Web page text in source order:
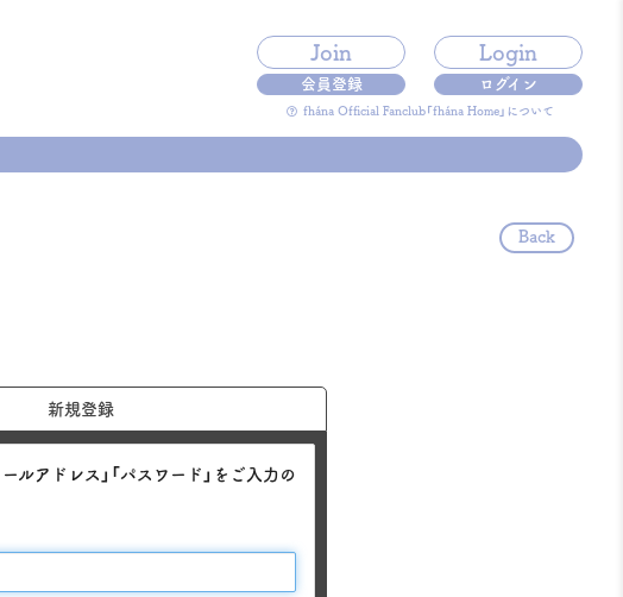
Join
会員登録
Login
ログイン
fhána Official Fanclub「fhána Home」について
Back
新規登録
アドレス」「パスワード」をご入力の